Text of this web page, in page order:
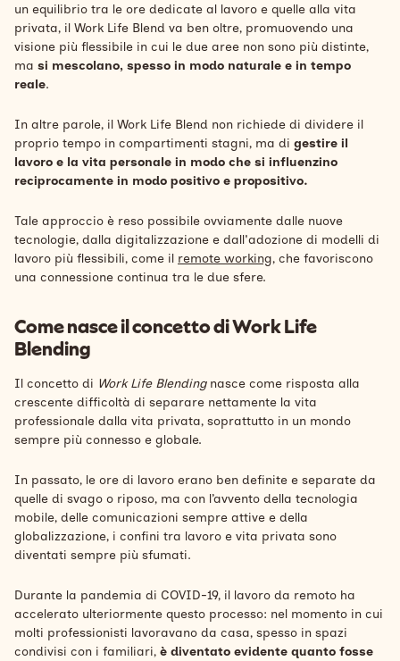
un equilibrio tra le ore dedicate al lavoro e quelle alla vita
privata, il Work Life Blend va ben oltre, promuovendo una
visione più flessibile in cui le due aree non sono più distinte,
ma si mescolano, spesso in modo naturale e in tempo
reale.
In altre parole, il Work Life Blend non richiede di dividere il
proprio tempo in compartimenti stagni, ma di gestire il
lavoro e la vita personale in modo che si influenzino
reciprocamente in modo positivo e propositivo.
Tale approccio è reso possibile ovviamente dalle nuove
tecnologie, dalla digitalizzazione e dall'adozione di modelli di
lavoro più flessibili, come il remote working, che favoriscono
una connessione continua tra le due sfere.
Come nasce il concetto di Work Life
Blending
Il concetto di Work Life Blending nasce come risposta alla
crescente difficoltà di separare nettamente la vita
professionale dalla vita privata, soprattutto in un mondo
sempre più connesso e globale.
In passato, le ore di lavoro erano ben definite e separate da
quelle di svago o riposo, ma con l’avvento della tecnologia
mobile, delle comunicazioni sempre attive e della
globalizzazione, i confini tra lavoro e vita privata sono
diventati sempre più sfumati.
Durante la pandemia di COVID-19, il lavoro da remoto ha
accelerato ulteriormente questo processo: nel momento in cui
molti professionisti lavoravano da casa, spesso in spazi
condivisi con i familiari, è diventato evidente quanto fosse